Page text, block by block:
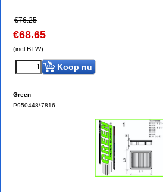
€76.25
€68.65
(incl BTW)
Koop nu
Green
P950448*7816